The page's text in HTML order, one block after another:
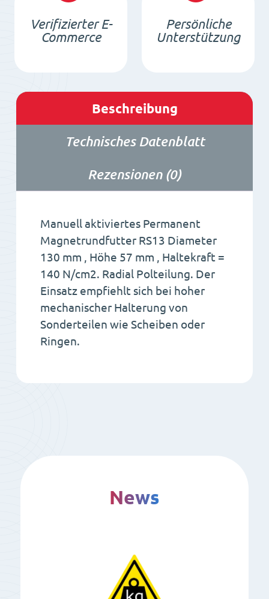
Verifizierter E-
Commerce
Persönliche
Unterstützung
Beschreibung
Technisches Datenblatt
Rezensionen (0)
Manuell aktiviertes Permanent
Magnetrundfutter RS13 Diameter
130 mm , Höhe 57 mm , Haltekraft =
140 N/cm2. Radial Polteilung. Der
Einsatz empfiehlt sich bei hoher
mechanischer Halterung von
Sonderteilen wie Scheiben oder
Ringen.
News